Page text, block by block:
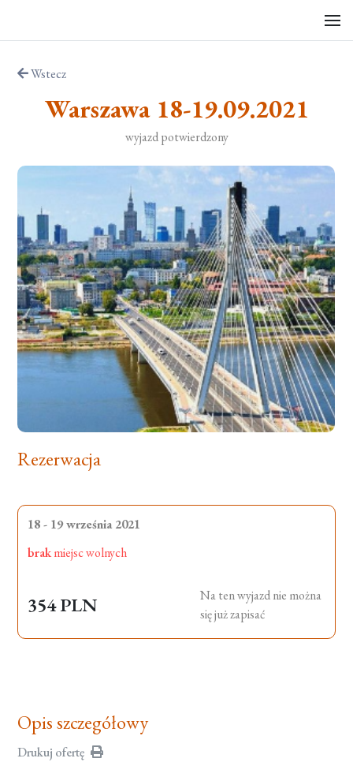
Wstecz
Warszawa 18-19.09.2021
wyjazd potwierdzony
Rezerwacja
18 - 19 września 2021
brakmiejsc wolnych
354 PLN
Na ten wyjazd nie można
się już zapisać
Opis szczegółowy
Drukuj ofertę